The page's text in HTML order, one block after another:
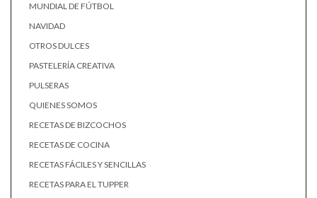
MUNDIAL DE FÚTBOL
NAVIDAD
OTROS DULCES
PASTELERÍA CREATIVA
PULSERAS
QUIENES SOMOS
RECETAS DE BIZCOCHOS
RECETAS DE COCINA
RECETAS FÁCILES Y SENCILLAS
RECETAS PARA EL TUPPER